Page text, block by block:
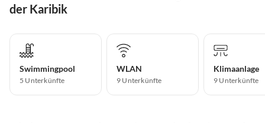
der Karibik
Swimmingpool
5 Unterkünfte
WLAN
9 Unterkünfte
Klimaanlage
9 Unterkünfte